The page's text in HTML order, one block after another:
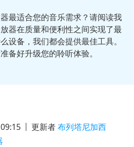
最适合您的音乐需求？请阅读我
器在质量和便利性之间实现了最
设备，我们都会提供最佳工具。
备好升级您的聆听体验。
更新者布列塔尼加西